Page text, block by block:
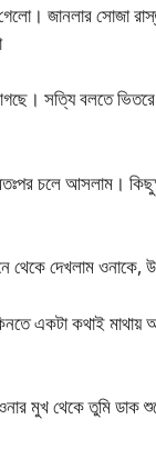
জানলার সোজা
সত্যি বলতে
চলে আসলাম।
থেকে দেখলাম ওনাকে,
একটা কথাই মাথায়
মুখ থেকে তুমি ডাক